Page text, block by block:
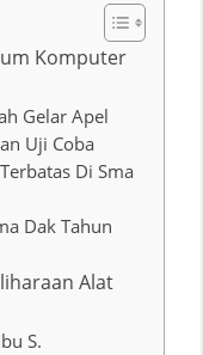
Komputer
Gelar Apel
Uji Coba
Di Sma
Dak Tahun
Alat
S.